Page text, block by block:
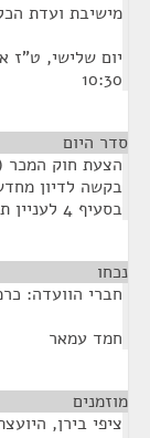
מישיבת ועדת
10:30
סדר היום
בקשה לדיון
בסעיף 4 לעניין תקופת הבדק לאי-התאמה יסודית
נכחו
חברי הוועדה:
חמד עמאר
מוזמנים
ציפי בירן,